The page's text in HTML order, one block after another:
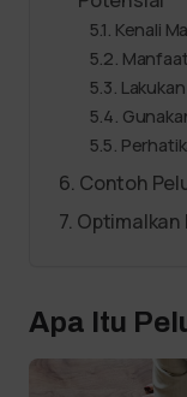
Kenali
Contoh
Optimalkan
Apa Itu